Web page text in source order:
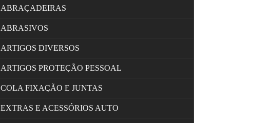
ABRAÇADEIRAS
ABRASIVOS
ARTIGOS DIVERSOS
ARTIGOS PROTEÇÃO PESSOAL
COLA FIXAÇÃO E JUNTAS
EXTRAS E ACESSÓRIOS AUTO